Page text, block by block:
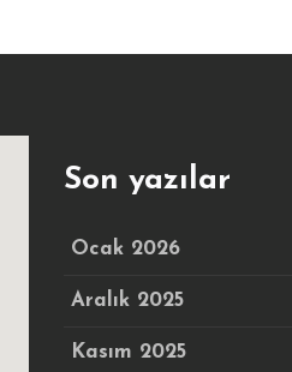
Son yazılar
Ocak 2026
Aralık 2025
Kasım 2025